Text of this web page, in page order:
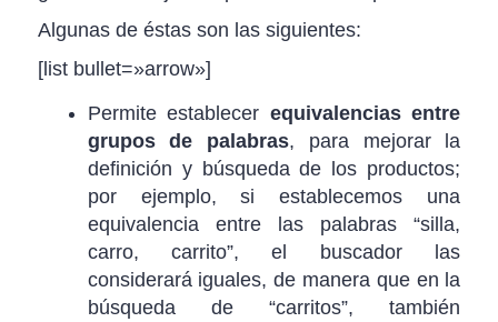
Algunas de éstas son las siguientes:
[list bullet=»arrow»]
Permite establecer equivalencias entre
grupos de palabras, para mejorar la
definición y búsqueda de los productos;
por ejemplo, si establecemos una
equivalencia entre las palabras “silla,
carro, carrito”, el buscador las
considerará iguales, de manera que en la
búsqueda de “carritos”, también